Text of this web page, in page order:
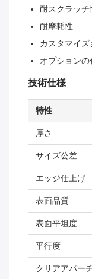
耐スクラッチ
耐摩耗性
カスタマイ
オプション
技術仕様
特性
厚さ
サイズ公差
エッジ仕上げ
表面品質
表面平坦度
平行度
クリアアパー